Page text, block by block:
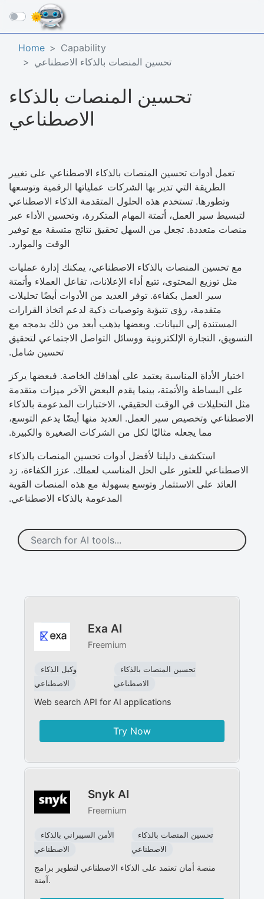
☰
Home
Capability
تحسين المنصات بالذكاء الاصطناعي
تحسين المنصات بالذكاء
الاصطناعي
تعمل أدوات تحسين المنصات بالذكاء الاصطناعي على تغيير
الطريقة التي تدير بها الشركات عملياتها الرقمية وتوسعها
وتطورها. تستخدم هذه الحلول المتقدمة الذكاء الاصطناعي
لتبسيط سير العمل، أتمتة المهام المتكررة، وتحسين الأداء عبر
منصات متعددة. تجعل من السهل تحقيق نتائج متسقة مع توفير
الوقت والموارد.
مع تحسين المنصات بالذكاء الاصطناعي، يمكنك إدارة عمليات
مثل توزيع المحتوى، تتبع أداء الإعلانات، تفاعل العملاء وأتمتة
سير العمل بكفاءة. توفر العديد من الأدوات أيضًا تحليلات
متقدمة، رؤى تنبؤية وتوصيات ذكية لدعم اتخاذ القرارات
المستندة إلى البيانات. وبعضها يذهب أبعد من ذلك بدمجه مع
التسويق، التجارة الإلكترونية ووسائل التواصل الاجتماعي لتحقيق
تحسين شامل.
اختيار الأداة المناسبة يعتمد على أهدافك الخاصة. فبعضها يركز
على البساطة والأتمتة، بينما يقدم البعض الآخر ميزات متقدمة
مثل التحليلات في الوقت الحقيقي، الاختبارات المدعومة بالذكاء
الاصطناعي وتخصيص سير العمل. العديد منها أيضًا يدعم التوسع،
مما يجعله مثاليًا لكل من الشركات الصغيرة والكبيرة.
استكشف دليلنا لأفضل أدوات تحسين المنصات بالذكاء
الاصطناعي للعثور على الحل المناسب لعملك. عزز الكفاءة، زد
العائد على الاستثمار وتوسع بسهولة مع هذه المنصات القوية
المدعومة بالذكاء الاصطناعي.
Exa AI
Freemium
وكيل الذكاء
الاصطناعي
تحسين المنصات بالذكاء
الاصطناعي
Web search API for AI applications
Try Now
Snyk AI
Freemium
الأمن السيبراني بالذكاء
الاصطناعي
تحسين المنصات بالذكاء
الاصطناعي
منصة أمان تعتمد على الذكاء الاصطناعي لتطوير برامج
آمنة.